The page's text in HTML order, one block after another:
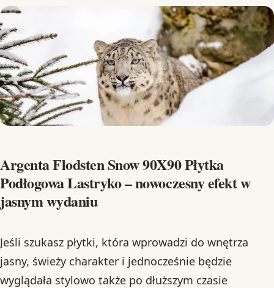
Argenta Flodsten Snow 90X90 Płytka
Podłogowa Lastryko – nowoczesny efekt w
jasnym wydaniu
Jeśli szukasz płytki, która wprowadzi do wnętrza
jasny, świeży charakter i jednocześnie będzie
wyglądała stylowo także po dłuższym czasie